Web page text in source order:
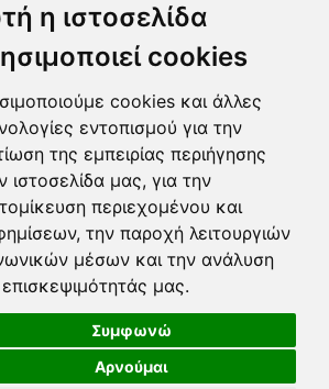
η ιστοσελίδα
cookies
cookies και άλλες
εντοπισμού για την
της εμπειρίας περιήγησης
ιστοσελίδα μας, για την
περιεχομένου και
την παροχή λειτουργιών
μέσων και την ανάλυση
μας.
Συμφωνώ
Αρνούμαι
ΠΟΛΙΤΙΚΉ COOKIES
COOKIES PREFERENCES